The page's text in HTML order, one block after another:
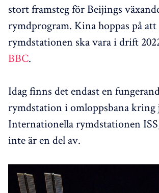
stort framsteg för Beijings
rymdprogram. Kina hoppas på att
rymdstationen ska vara i drift
BBC.
Idag finns det endast en
rymdstation i omloppsbana kring
Internationella rymdstationen
inte är en del av.